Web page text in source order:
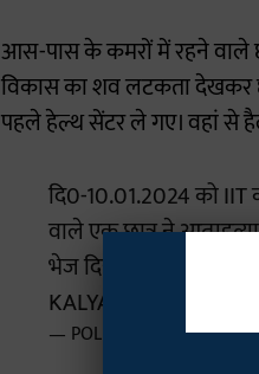
आस-पास के कमरों में रहने वाले
विकास का शव लटकता देखकर
पहले हेल्थ सेंटर ले गए। वहां से
दि0-10.01.2024 को IIT
वाले एक छात्र ने
भेज दिया गया है,फील्ट
KALYANPUR
— POLICE